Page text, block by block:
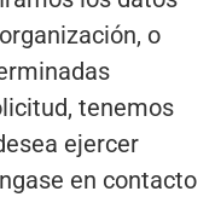
o
tenemos
ejercer
en contacto